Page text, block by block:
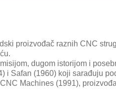
proizvođač raznih CNC
dugom istorijom i
i Safan (1960) koji sarađuju
Machines (1991),